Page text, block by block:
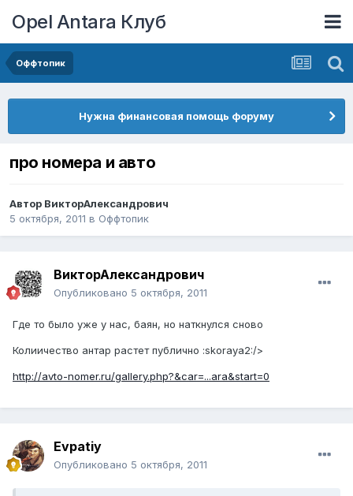
Opel Antara Клуб
Оффтопик
Нужна финансовая помощь форуму
про номера и авто
Автор ВикторАлександрович
5 октября, 2011 в Оффтопик
ВикторАлександрович
Опубликовано 5 октября, 2011
Где то было уже у нас, баян, но наткнулся сново
Колиичество антар растет публично :skoraya2:/>
http://avto-nomer.ru/gallery.php?&car=...ara&start=0
Evpatiy
Опубликовано 5 октября, 2011